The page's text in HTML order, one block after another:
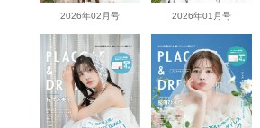
2026年02月号 2026年01月号